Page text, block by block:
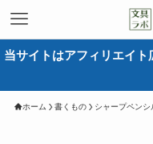
当サイトはアフィリエイ
ホーム 書くもの シャープペンシ